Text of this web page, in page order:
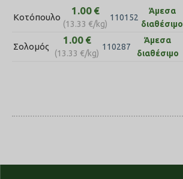
Κοτόπουλο
1.00 €
(13.33 €/kg)
110152
Άμεσα
διαθέσιμο
Σολομός
1.00 €
(13.33 €/kg)
110287
Άμεσα
διαθέσιμο